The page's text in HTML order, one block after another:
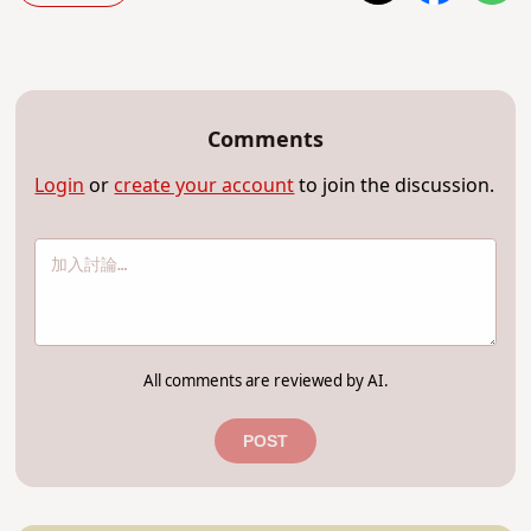
Comments
Login or create your accountto join the discussion.
All comments are reviewed by AI.
POST